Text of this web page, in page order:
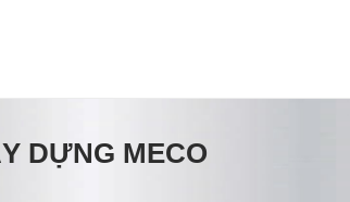
DỰNG MECO